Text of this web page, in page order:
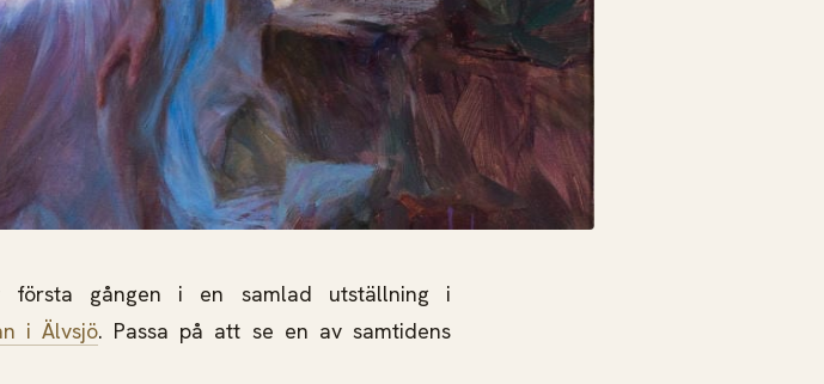
första gången i en samlad utställning i
i Älvsjö. Passa på att se en av samtidens